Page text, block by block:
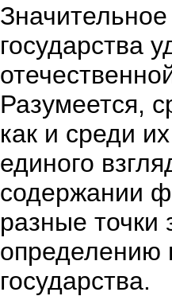
государства
Разумеется,
как и среди
единого
содержании
разные точки
определению
государства.